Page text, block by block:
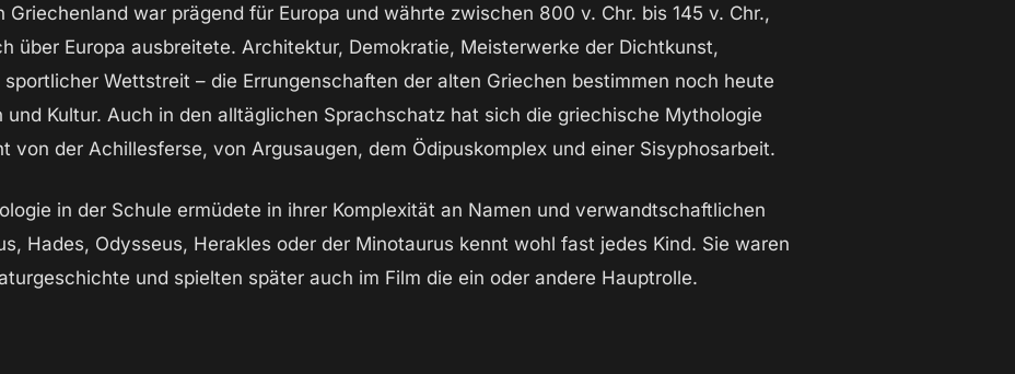
Griechenland war prägend für Europa und währte zwischen 800 v. Chr. bis 145 v. Chr.,
über Europa ausbreitete. Architektur, Demokratie, Meisterwerke der Dichtkunst,
Wettstreit – die Errungenschaften der alten Griechen bestimmen noch heute
Kultur. Auch in den alltäglichen Sprachschatz hat sich die griechische Mythologie
von der Achillesferse, von Argusaugen, dem Ödipuskomplex und einer Sisyphosarbeit.
in der Schule ermüdete in ihrer Komplexität an Namen und verwandtschaftlichen
Hades, Odysseus, Herakles oder der Minotaurus kennt wohl fast jedes Kind. Sie waren
und spielten später auch im Film die ein oder andere Hauptrolle.